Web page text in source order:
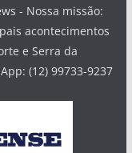
- Nossa missão:
acontecimentos
e Serra da
(12) 99733-9237